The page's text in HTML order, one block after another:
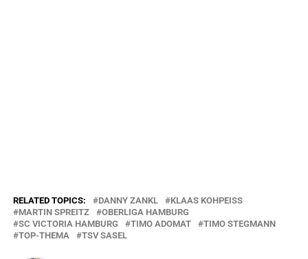
RELATED TOPICS: DANNY ZANKL
KLAAS KOHPEISS
MARTIN SPREITZ
OBERLIGA HAMBURG
SC VICTORIA HAMBURG
TIMO ADOMAT
TIMO STEGMANN
TOP-THEMA
TSV SASEL